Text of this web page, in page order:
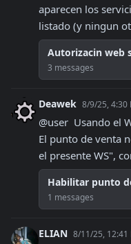
aparecen los
listado (y ningun
Autorizacin web
3 messages
Deawek 8/9/25, 4:30
@user  Usando el
El punto de venta
el presente WS",
Habilitar punto
1 messages
ELIAN 8/11/25, 12:41